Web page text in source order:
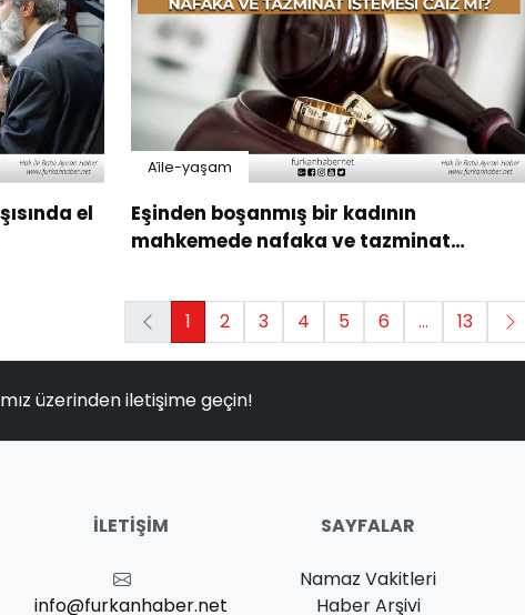
el
Ai̇le-yaşam
Eşinden boşanmış bir kadının
mahkemede nafaka ve tazminat
1 2 3 4 5 6 ... 13
üzerinden iletişime geçin!
İLETIŞIM
info@furkanhaber.net
SAYFALAR
Namaz Vakitleri
Haber Arşivi